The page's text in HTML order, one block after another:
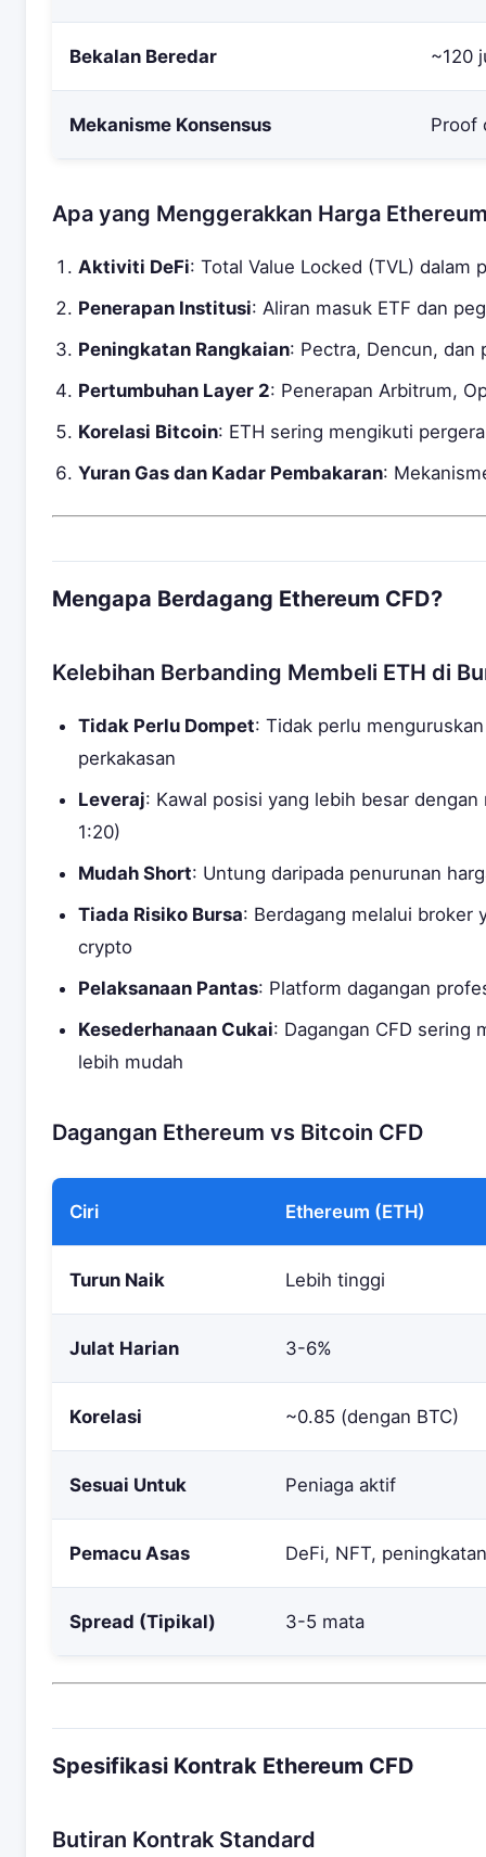
Bekalan Beredar ~120
Mekanisme Konsensus Proof
Apa yang Menggerakkan Harga
Aktiviti DeFi: Total Value Locked (TVL) dalam
Penerapan Institusi: Aliran masuk ETF dan
Peningkatan Rangkaian: Pectra, Dencun, dan
Pertumbuhan Layer 2: Penerapan Arbitrum,
Korelasi Bitcoin: ETH sering mengikuti
Yuran Gas dan Kadar Pembakaran:
Mengapa Berdagang Ethereum CFD?
Kelebihan Berbanding Membeli ETH di
Tidak Perlu Dompet: Tidak perlu
perkakasan
Leveraj: Kawal posisi yang lebih besar
1:20)
Mudah Short: Untung daripada penurunan
Tiada Risiko Bursa: Berdagang melalui broker
crypto
Pelaksanaan Pantas: Platform dagangan
Kesederhanaan Cukai: Dagangan CFD sering
lebih mudah
Dagangan Ethereum vs Bitcoin CFD
Ciri Ethereum (ETH)
Turun Naik Lebih tinggi
Julat Harian 3-6%
Korelasi ~0.85 (dengan BTC)
Sesuai Untuk Peniaga aktif
Pemacu Asas DeFi, NFT, peningkatan
Spread (Tipikal) 3-5 mata
Spesifikasi Kontrak Ethereum CFD
Butiran Kontrak Standard